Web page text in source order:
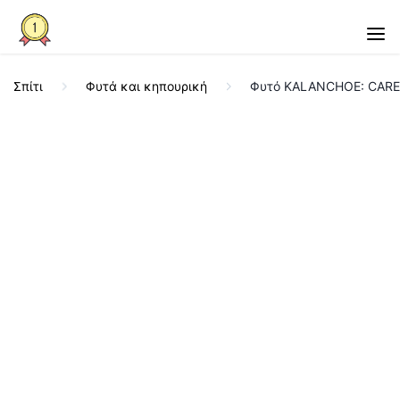
Σπίτι Φυτά και κηπουρική Φυτό KALANCHOE: